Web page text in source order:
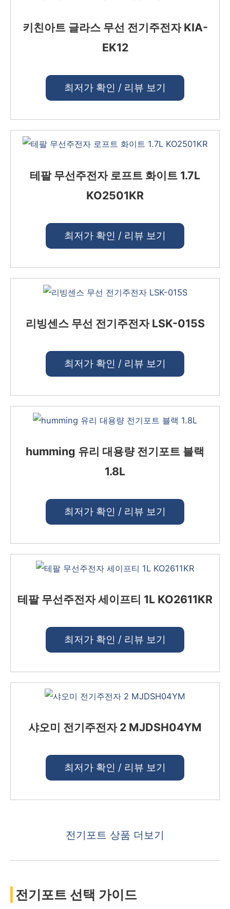
키친아트 글라스 무선 전기주전자 KIA-
EK12
최저가 확인 / 리뷰 보기
테팔 무선주전자 로프트 화이트 1.7L
KO2501KR
최저가 확인 / 리뷰 보기
리빙센스 무선 전기주전자 LSK-015S
최저가 확인 / 리뷰 보기
humming 유리 대용량 전기포트 블랙
1.8L
최저가 확인 / 리뷰 보기
테팔 무선주전자 세이프티 1L KO2611KR
최저가 확인 / 리뷰 보기
샤오미 전기주전자 2 MJDSH04YM
최저가 확인 / 리뷰 보기
전기포트 상품 더보기
전기포트 선택 가이드